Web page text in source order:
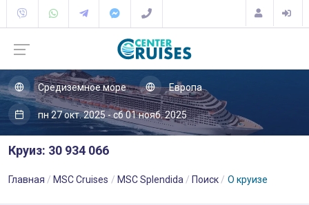
Средиземное море Европа
пн 27 окт. 2025 - сб 01 нояб. 2025
Круиз: 30 934 066
Главная MSC Cruises MSC Splendida Поиск О круизе